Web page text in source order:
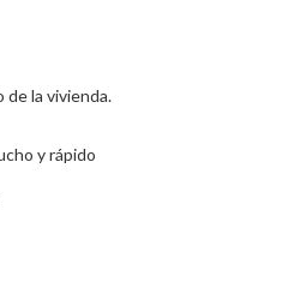
la vivienda.
y rápido